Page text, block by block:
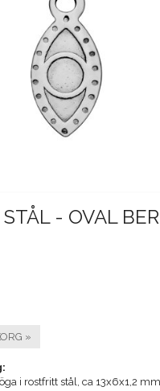
- OVAL
»
i rostfritt stål, ca 13x6x1,2